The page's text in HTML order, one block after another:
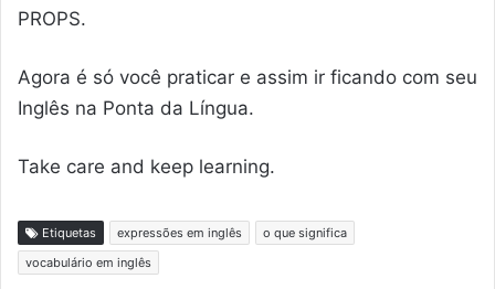
PROPS.
Agora é só você praticar e assim ir ficando com seu
Inglês na Ponta da Língua.
Take care and keep learning.
Etiquetas expressões em inglês
o que significa
vocabulário em inglês